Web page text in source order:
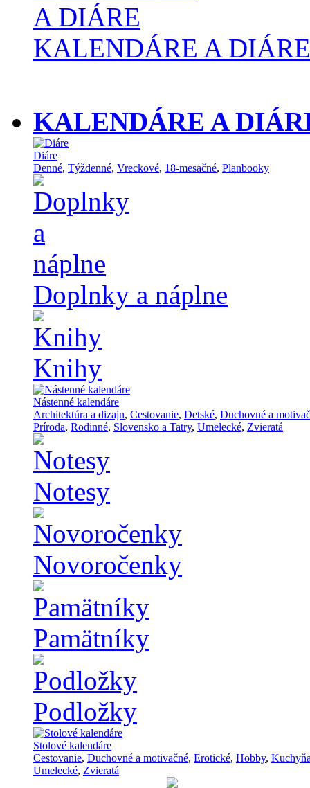
KALENDÁRE A DIÁRE
KALENDÁRE A
Diáre
Denné, Týždenné, Vreckové, 18-mesačné, Planbooky
Doplnky a náplne
Knihy
Nástenné kalendáre
Architektúra a dizajn, Cestovanie, Detské, Duchovné a
Príroda, Rodinné, Slovensko a Tatry, Umelecké, Zvieratá
Notesy
Novoročenky
Pamätníky
Podložky
Stolové kalendáre
Cestovanie, Duchovné a motivačné, Erotické, Hobby,
Umelecké, Zvieratá